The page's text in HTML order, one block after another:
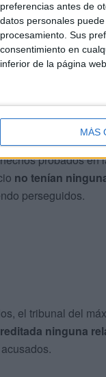
preferencias antes de
datos personales
procesamiento. Sus
consentimiento en
inferior de la página
MÁS
probados
no tenían
perseguidos.
el tribunal del
ninguna